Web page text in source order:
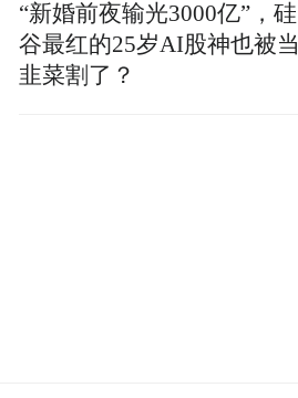
“新婚前夜输光3000亿”，硅
谷最红的25岁AI股神也被当
韭菜割了？